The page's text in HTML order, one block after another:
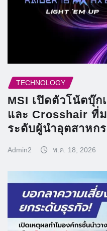
TECHNOLOGY
MSI เปิดตัวโน้ตบุ๊
และ Crosshair ที่
ระดับผู้นำอุตสาหก
Admin2 พ.ค. 18, 2026